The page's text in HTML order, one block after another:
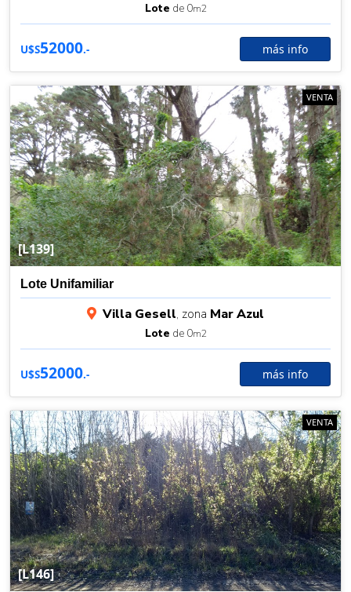
Lote de 0m2
U$S52000.- más info
[L139]
VENTA
Lote Unifamiliar
Villa Gesell, zona Mar Azul
Lote de 0m2
U$S52000.- más info
[L146]
VENTA